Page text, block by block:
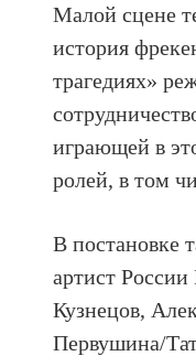
Малой сцене
история
трагедиях»
играющей в
ролей, в том
В постановке
артист
Кузнецов,
Первушина/